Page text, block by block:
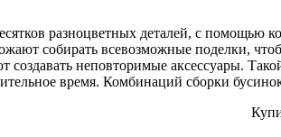
разноцветных деталей, с
собирать всевозможные поделки,
создавать неповторимые аксессуары.
время. Комбинаций сборки